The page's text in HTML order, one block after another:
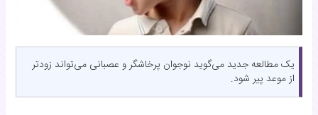
یک مطالعه جدید می‌گوید نوجوان پرخاشگر و عصبانی می‌تواند زودتر
از موعد پیر شود.